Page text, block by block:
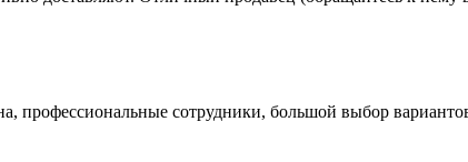
профессиональные сотрудники, большой выбор